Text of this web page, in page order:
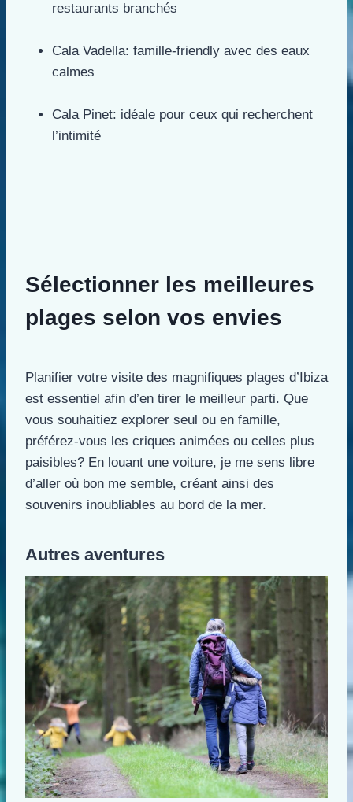
restaurants branchés
Cala Vadella: famille-friendly avec des eaux
calmes
Cala Pinet: idéale pour ceux qui recherchent
l’intimité
Sélectionner les meilleures
plages selon vos envies
Planifier votre visite des magnifiques plages d’Ibiza
est essentiel afin d’en tirer le meilleur parti. Que
vous souhaitiez explorer seul ou en famille,
préférez-vous les criques animées ou celles plus
paisibles? En louant une voiture, je me sens libre
d’aller où bon me semble, créant ainsi des
souvenirs inoubliables au bord de la mer.
Autres aventures